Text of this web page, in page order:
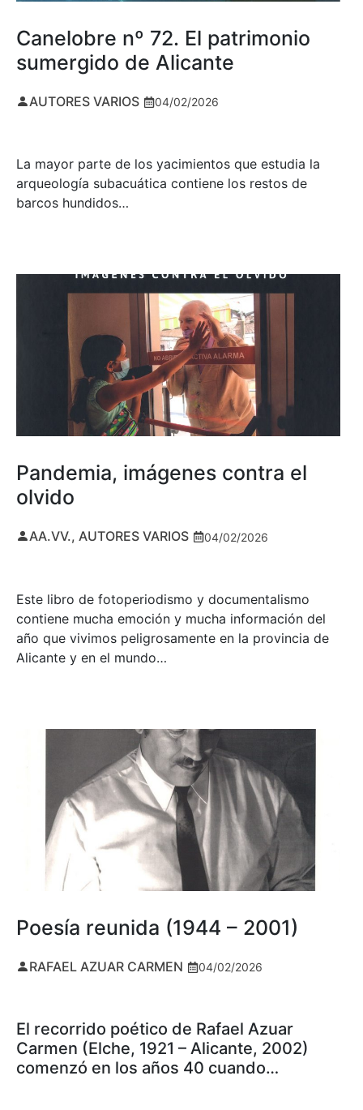
Canelobre nº 72. El patrimonio
sumergido de Alicante
AUTORES VARIOS 04/02/2026
La mayor parte de los yacimientos que estudia la
arqueología subacuática contiene los restos de
barcos hundidos…
Pandemia, imágenes contra el
olvido
AA.VV., AUTORES VARIOS 04/02/2026
Este libro de fotoperiodismo y documentalismo
contiene mucha emoción y mucha información del
año que vivimos peligrosamente en la provincia de
Alicante y en el mundo…
Poesía reunida (1944 – 2001)
RAFAEL AZUAR CARMEN 04/02/2026
El recorrido poético de Rafael Azuar
Carmen (Elche, 1921 – Alicante, 2002)
comenzó en los años 40 cuando…